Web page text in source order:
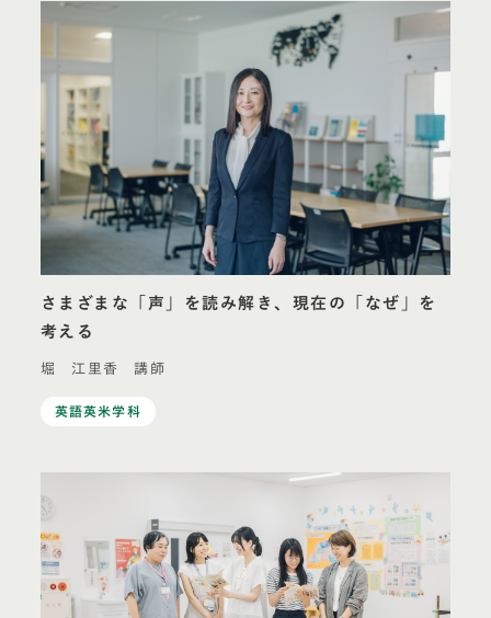
さまざまな「声」を読み解き、現在の「なぜ」を
考える
堀 江里香 講師
英語英米学科